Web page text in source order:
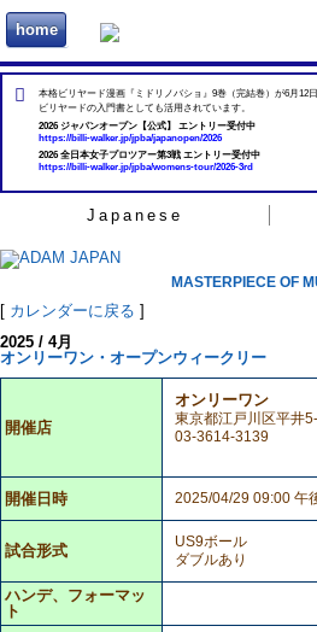
home ビリヲカ
本格ビリヤード漫画『ミドリノバショ』9巻（完結巻）が6月12
ビリヤードの入門書としても活用されています。
2026 ジャパンオープン【公式】 エントリー受付中
https://billi-walker.jp/jpba/japanopen/2026
2026 全日本女子プロツアー第3戦 エントリー受付中
https://billi-walker.jp/jpba/womens-tour/2026-3rd
Japanese
MASTERPIECE OF
[ カレンダーに戻る ]
2025 / 4月
オンリーワン・オープンウィークリー
開催店
オンリーワン
東京都江戸川区平井
03-3614-3139
開催日時 2025/04/29 09:00 午
試合形式
US9ボール
ダブルあり
ハンデ、フォーマッ
ト